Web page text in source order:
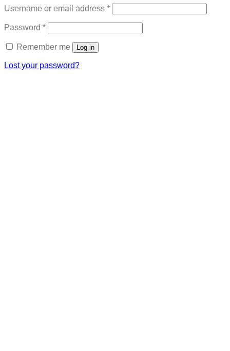
Username or email address *Required
Password *Required
Remember me Log in
Lost your password?